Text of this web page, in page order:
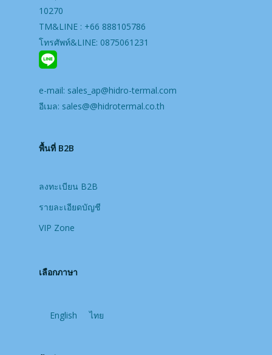
10270
TM&LINE : +66 888105786
โทรศัพท์&LINE: 0875061231
e-mail: sales_ap@hidro-termal.com
อีเมล: sales@@hidrotermal.co.th
พื้นที่ B2B
ลงทะเบียน B2B
รายละเอียดบัญชี
VIP Zone
เลือกภาษา
English ไทย